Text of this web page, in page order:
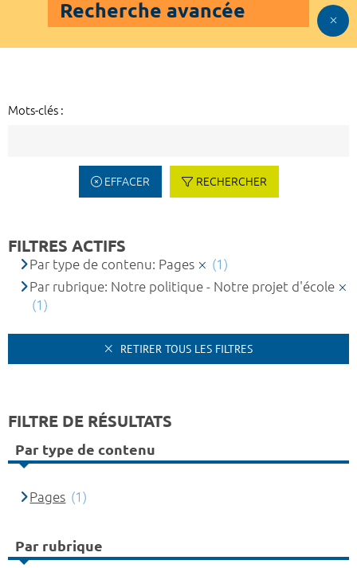
Recherche avancée
Mots-clés :
EFFACER RECHERCHER
FILTRES ACTIFS
Par type de contenu: Pages
(1)
Par rubrique: Notre politique - Notre projet d'école
(1)
RETIRER TOUS LES FILTRES
FILTRE DE RÉSULTATS
Par type de contenu
Pages (1)
Par rubrique